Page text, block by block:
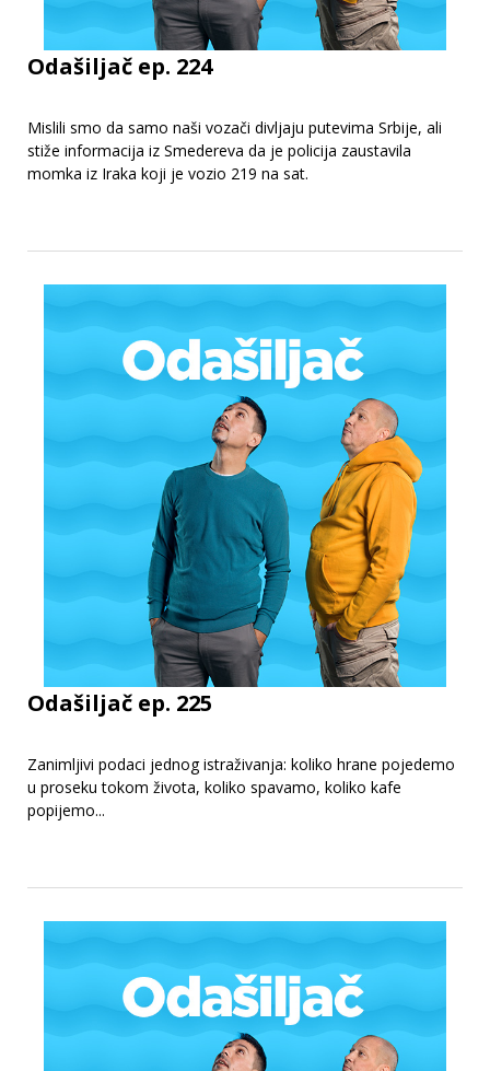
Odašiljač ep. 224
Mislili smo da samo naši vozači divljaju putevima Srbije, ali
stiže informacija iz Smedereva da je policija zaustavila
momka iz Iraka koji je vozio 219 na sat.
Odašiljač ep. 225
Zanimljivi podaci jednog istraživanja: koliko hrane pojedemo
u proseku tokom života, koliko spavamo, koliko kafe
popijemo...